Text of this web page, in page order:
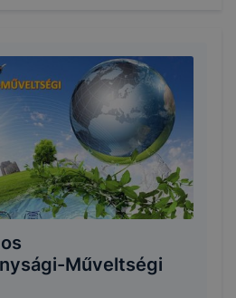
Műveltségi